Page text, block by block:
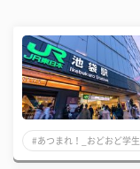
#あつまれ！_おどおど学生